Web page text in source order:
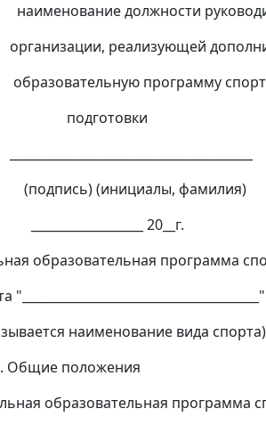
должности
реализующей
программу
(инициалы, фамилия)
20__г.
образовательная программа
наименование вида спорта)
образовательная программа